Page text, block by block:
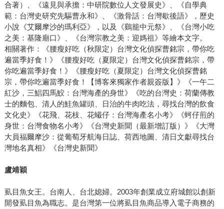
合著）、《遠見與承擔：中研院數位人文發展史》、《自學典
範：台灣史研究先驅曹永和》、《激骨話：台灣歇後語》，歷史
小說《艾爾摩沙的瑪利亞》，以及《鷄籠中元祭》、《台灣小吃
之美：基隆廟口》、《台灣宗教之美：迎媽祖》等繪本文字。
相關著作：《腰瘦好吃（秋限定）台灣文化偵探曹銘宗，帶你吃
遍當季好食！》《腰瘦好吃（夏限定）台灣文化偵探曹銘宗，帶
你吃遍當季好食！》《腰瘦好吃（夏限定）台灣文化偵探曹銘
宗，帶你吃遍當季好食！【博客來獨家作者親簽版】》《一午二
紅沙，三鯧四馬鮫：台灣海產的身世》《吃的台灣史：荷蘭傳教
士的麵包、清人的鮭魚罐頭、日治的牛肉吃法，尋找台灣的飲食
文化史》《花飛、花枝、花蠘仔：台灣海產名小考》《蚵仔煎的
身世：台灣食物名小考》《台灣史新聞（最新增訂版）》《大灣
大員福爾摩沙：從葡萄牙航海日誌、荷西地圖、清日文獻尋找台
灣地名真相》《台灣史新聞》
盧靖穎
虱目魚女王。台南人、台北媳婦。2003年創業成立府城館以創新
開發虱目魚為職志。是台灣第一位將虱目魚商品導入電子商務的